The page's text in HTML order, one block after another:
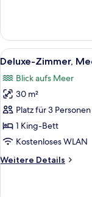
Suite,
Meerblick
Alle
Fotos
für
Deluxe-
Zimmer,
Meerblick
anzeigen
5
Deluxe-Zimmer,
Blick aufs Meer
30 m²
Platz für 3 Personen
1 King-Bett
Kostenloses WLAN
Weitere Details
Weitere